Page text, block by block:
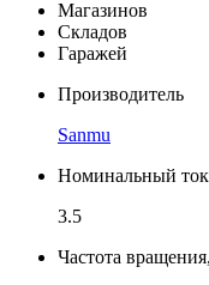
Магазинов
Складов
Гаражей
Производитель
Sanmu
Номинальный
3.5
Частота